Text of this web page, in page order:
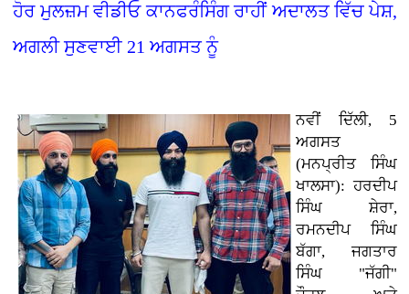
ਹੋਰ ਮੁਲਜ਼ਮ ਵੀਡੀਓ ਕਾਨਫਰੰਸਿੰਗ ਰਾਹੀਂ ਅਦਾਲਤ ਵਿੱਚ ਪੇਸ਼,
ਅਗਲੀ ਸੁਣਵਾਈ 21 ਅਗਸਤ ਨੂੰ
ਨਵੀਂ ਦਿੱਲੀ, 5
ਅਗਸਤ
(ਮਨਪ੍ਰੀਤ ਸਿੰਘ
ਖਾਲਸਾ): ਹਰਦੀਪ
ਸਿੰਘ ਸ਼ੇਰਾ,
ਰਮਨਦੀਪ ਸਿੰਘ
ਬੱਗਾ, ਜਗਤਾਰ
ਸਿੰਘ "ਜੱਗੀ"